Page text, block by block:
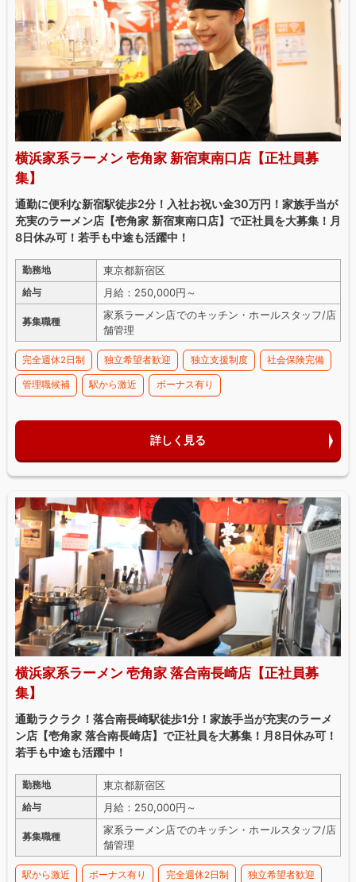
横浜家系ラーメン 壱角家 新宿東南口店【正社員募
集】
通勤に便利な新宿駅徒歩2分！入社お祝い金30万円！家族手当が
充実のラーメン店【壱角家 新宿東南口店】で正社員を大募集！月
8日休み可！若手も中途も活躍中！
勤務地 東京都新宿区
給与 月給：250,000円～
募集職種
家系ラーメン店でのキッチン・ホールスタッフ/店
舗管理
完全週休2日制 独立希望者歓迎 独立支援制度 社会保険完備
管理職候補 駅から激近 ボーナス有り
詳しく見る
横浜家系ラーメン 壱角家 落合南長崎店【正社員募
集】
通勤ラクラク！落合南長崎駅徒歩1分！家族手当が充実のラーメ
ン店【壱角家 落合南長崎店】で正社員を大募集！月8日休み可！
若手も中途も活躍中！
勤務地 東京都新宿区
給与 月給：250,000円～
募集職種
家系ラーメン店でのキッチン・ホールスタッフ/店
舗管理
駅から激近 ボーナス有り 完全週休2日制 独立希望者歓迎